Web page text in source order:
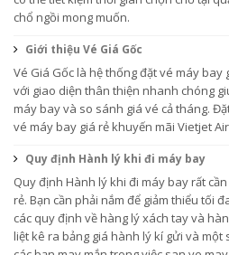
chổ ngồi mong muốn.
Giới thiệu Vé Giá Gốc
Vé Giá Gốc là hệ thống đặt vé máy
với giao diện thân thiện nhanh chóng
máy bay và so sánh giá vé cả tháng.
vé máy bay giá rẻ khuyến mãi Vietjet
Quy định Hành lý khi đi máy bay
Quy định Hành lý khi đi máy bay rất
rẻ. Bạn cần phải nắm để giảm thiểu tối
các quy định về hàng lý xách tay và
liệt kê ra bảng giá hành lý kí gửi và một